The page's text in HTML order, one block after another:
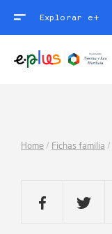
Explorar e+
Home / Fichas familia /